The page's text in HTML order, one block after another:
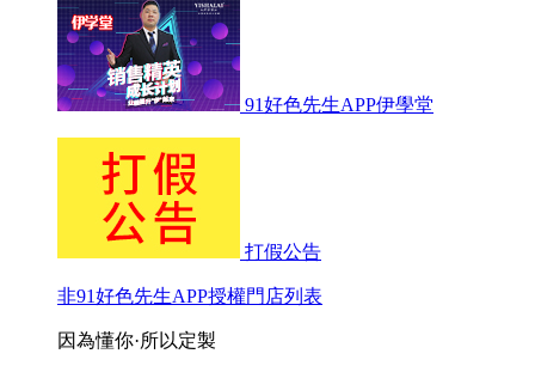
91好色先生APP伊學堂
打假公告
非91好色先生APP授權門店列表
因為懂你·所以定製